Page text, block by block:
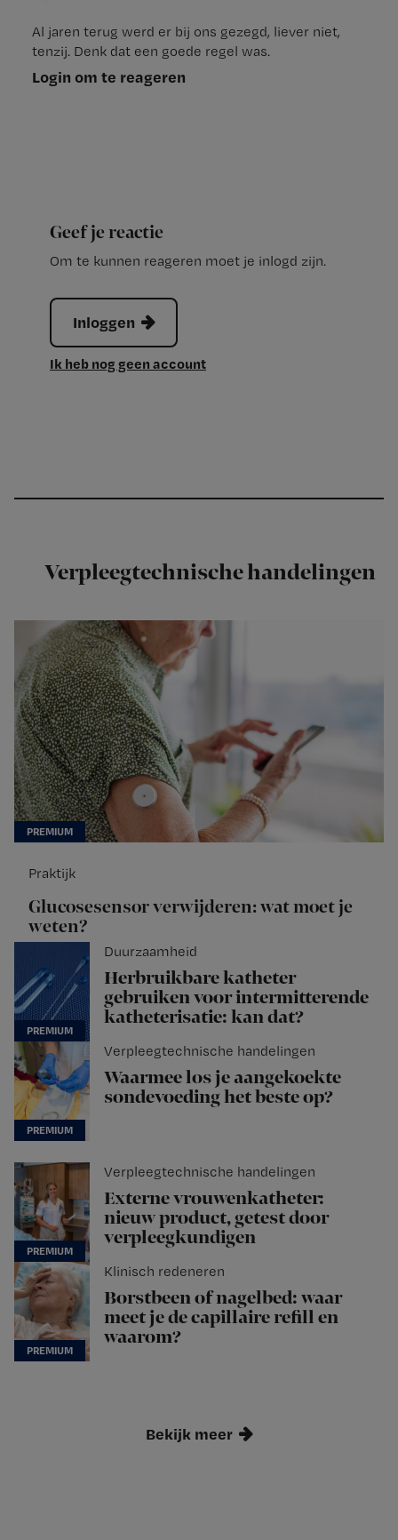
Al jaren terug werd er bij ons gezegd, liever niet,
tenzij. Denk dat een goede regel was.
Login om te reageren
Geef je reactie
Om te kunnen reageren moet je inlogd zijn.
Inloggen
Ik heb nog geen account
Verpleegtechnische handelingen
Praktijk
Glucosesensor verwijderen: wat moet je
weten?
Duurzaamheid
Herbruikbare katheter
gebruiken voor intermitterende
katheterisatie: kan dat?
Verpleegtechnische handelingen
Waarmee los je aangekoekte
sondevoeding het beste op?
Verpleegtechnische handelingen
Externe vrouwenkatheter:
nieuw product, getest door
verpleegkundigen
Klinisch redeneren
Borstbeen of nagelbed: waar
meet je de capillaire refill en
waarom?
Bekijk meer